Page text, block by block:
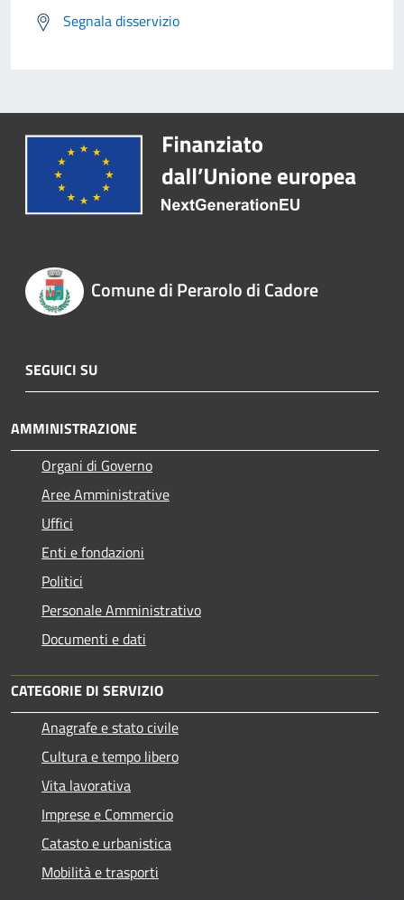
Segnala disservizio
Comune di Perarolo di Cadore
SEGUICI SU
AMMINISTRAZIONE
Organi di Governo
Aree Amministrative
Uffici
Enti e fondazioni
Politici
Personale Amministrativo
Documenti e dati
CATEGORIE DI SERVIZIO
Anagrafe e stato civile
Cultura e tempo libero
Vita lavorativa
Imprese e Commercio
Catasto e urbanistica
Mobilità e trasporti